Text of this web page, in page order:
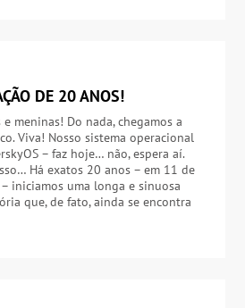
DE 20 ANOS!
meninas! Do nada, chegamos a
Viva! Nosso sistema operacional
– faz hoje… não, espera aí.
Há exatos 20 anos – em 11 de
iniciamos uma longa e sinuosa
que, de fato, ainda se encontra